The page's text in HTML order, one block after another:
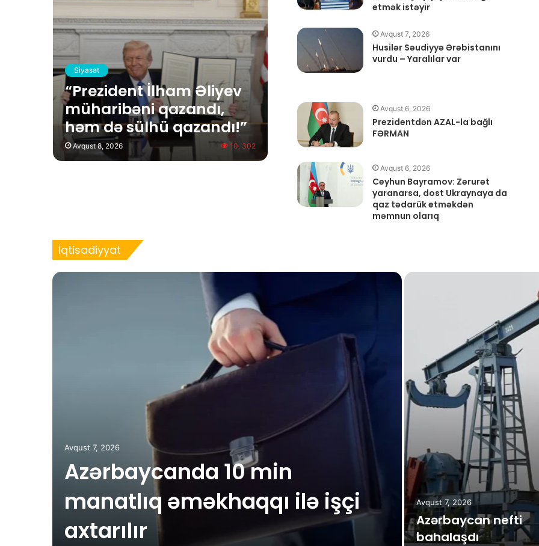
Siyasət
“Prezident İlham Əliyev
müharibəni qazandı,
həm də sülhü qazandı!”
Avqust 8, 2026 10. 302
etmək istəyir
Avqust 7, 2026
Husilər Səudiyyə Ərəbistanını
vurdu – Yaralılar var
Avqust 6, 2026
Prezidentdən AZAL-la bağlı
FƏRMAN
Avqust 6, 2026
Ceyhun Bayramov: Zərurət
yaranarsa, dost Ukraynaya da
qaz tədarük etməkdən
məmnun olarıq
İqtisadiyyat
Avqust 7, 2026
Azərbaycanda 10 min
manatlıq əməkhaqqı ilə işçi
axtarılır
Avqust 7, 2026
Azərbaycan nefti
bahalaşdı